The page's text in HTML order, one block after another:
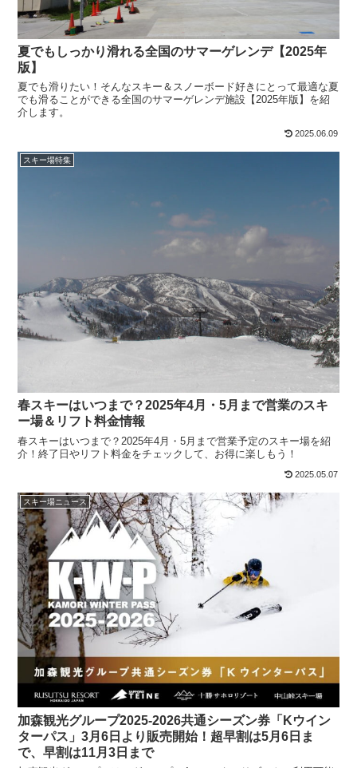
夏でもしっかり滑れる全国のサマーゲレンデ【2025年
版】
夏でも滑りたい！そんなスキー＆スノーボード好きにとって最適な夏
でも滑ることができる全国のサマーゲレンデ施設【2025年版】を紹
介します。
2025.06.09
スキー場特集
春スキーはいつまで？2025年4月・5月まで営業のスキ
ー場＆リフト料金情報
春スキーはいつまで？2025年4月・5月まで営業予定のスキー場を紹
介！終了日やリフト料金をチェックして、お得に楽しもう！
2025.05.07
スキー場ニュース
加森観光グループ2025-2026共通シーズン券「Kウイン
ターパス」3月6日より販売開始！超早割は5月6日ま
で、早割は11月3日まで